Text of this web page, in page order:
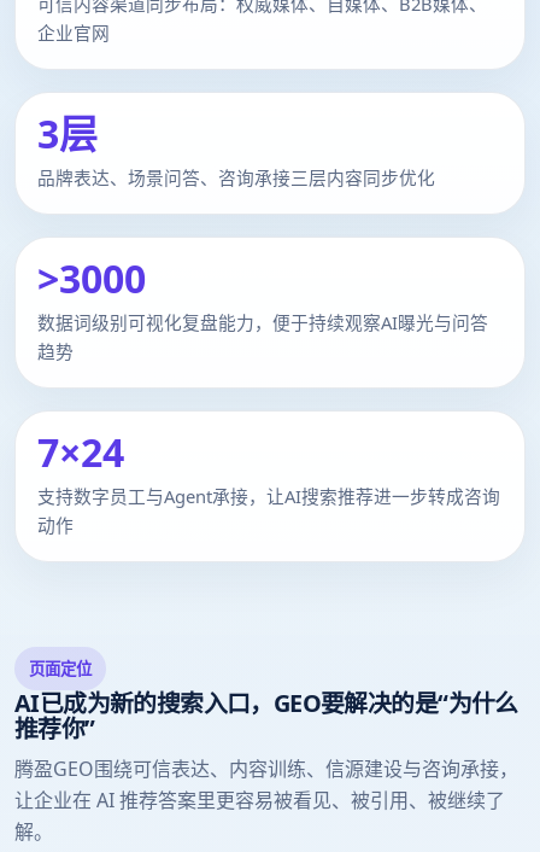
企业官网
3层
品牌表达、场景问答、咨询承接三层内容同步优化
>3000
数据词级别可视化复盘能力，便于持续观察AI曝光与问答
趋势
7×24
支持数字员工与Agent承接，让AI搜索推荐进一步转成咨询
动作
页面定位
AI已成为新的搜索入口，GEO要解决的是“为什么
推荐你”
腾盈GEO围绕可信表达、内容训练、信源建设与咨询承接，
让企业在 AI 推荐答案里更容易被看见、被引用、被继续了
解。